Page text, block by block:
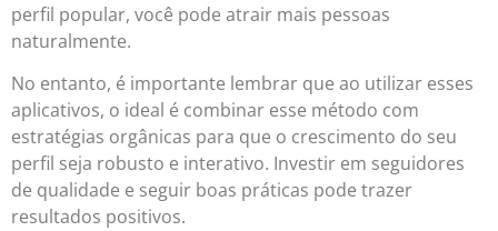
perfil popular, você pode atrair mais pessoas
naturalmente.
No entanto, é importante lembrar que ao utilizar esses
aplicativos, o ideal é combinar esse método com
estratégias orgânicas para que o crescimento do seu
perfil seja robusto e interativo. Investir em seguidores
de qualidade e seguir boas práticas pode trazer
resultados positivos.